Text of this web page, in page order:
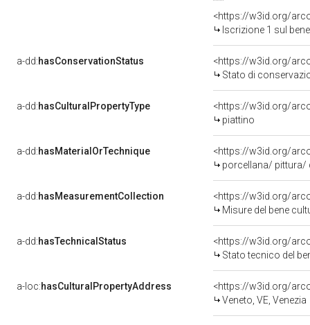
<https://w3id.org/
Iscrizione 1 sul
a-dd:hasConservationStatus
<https://w3id.org/
Stato di
a-dd:hasCulturalPropertyType
<https://w3id.org/
piattino
a-dd:hasMaterialOrTechnique
<https://w3id.org/
porcellana/ pittura/
a-dd:hasMeasurementCollection
<https://w3id.org/
Misure del bene
a-dd:hasTechnicalStatus
<https://w3id.org/
Stato tecnico del
a-loc:hasCulturalPropertyAddress
<https://w3id.org/
Veneto, VE, Venezia